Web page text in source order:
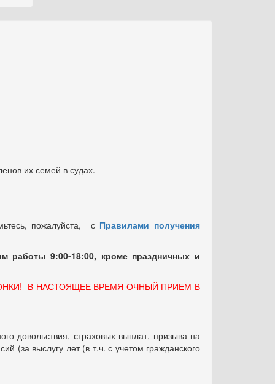
их семей в судах.
пожалуйста, с Правилами получения
работы 9:00-18:00, кроме праздничных и
В НАСТОЯЩЕЕ ВРЕМЯ ОЧНЫЙ ПРИЕМ В
довольствия, страховых выплат, призыва на
(за выслугу лет (в т.ч. с учетом гражданского